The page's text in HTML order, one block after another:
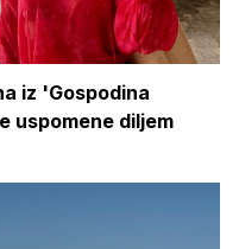
iz 'Gospodina
uspomene diljem